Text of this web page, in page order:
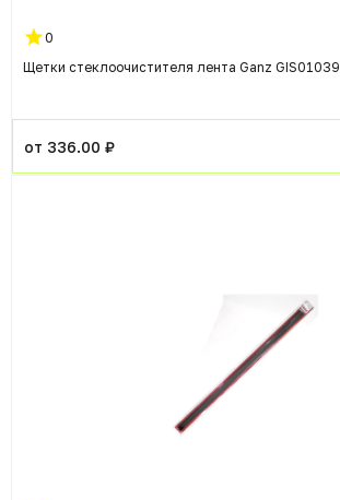
0
Щетки стеклоочистителя лента Ganz GIS01039
от 336.00 ₽